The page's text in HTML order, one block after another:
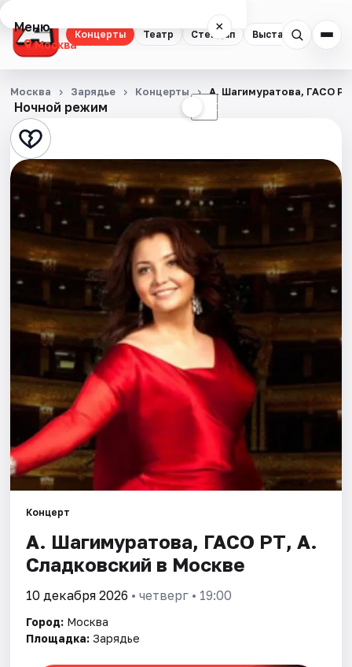
Концерты Театр Стендап Выставки
Меню ×
Москва
Концерты
Театр
Стендап
Выставки
Квесты
Экскурсии
Спорт
События
Города
Площадки
Артисты
Ночной режим ☾
Москва Зарядье Концерты А. Шагимуратова, ГАСО
Концерт
А. Шагимуратова, ГАСО РТ, А.
Сладковский в Москве
10 декабря 2026 • четверг • 19:00
Город: Москва
Площадка: Зарядье